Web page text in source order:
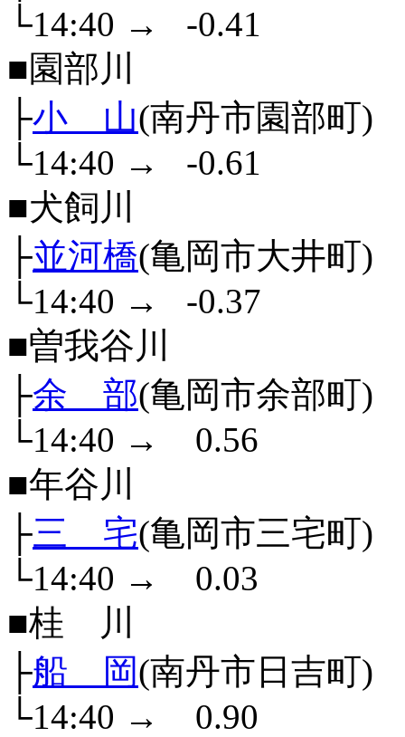
└14:40 →
-0.41
■園部川
├小 山(南丹市園部町)
└14:40 →
-0.61
■犬飼川
├並河橋(亀岡市大井町)
└14:40 →
-0.37
■曽我谷川
├余 部(亀岡市余部町)
└14:40 →
0.56
■年谷川
├三 宅(亀岡市三宅町)
└14:40 →
0.03
■桂 川
├船 岡(南丹市日吉町)
└14:40 →
0.90